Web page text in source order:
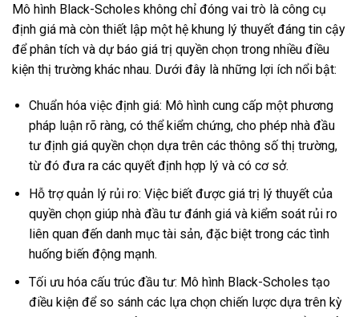
Mô hình Black-Scholes không chỉ đóng vai trò là công cụ
định giá mà còn thiết lập một hệ khung lý thuyết đáng tin cậy
để phân tích và dự báo giá trị quyền chọn trong nhiều điều
kiện thị trường khác nhau. Dưới đây là những lợi ích nổi bật:
Chuẩn hóa việc định giá: Mô hình cung cấp một phương
pháp luận rõ ràng, có thể kiểm chứng, cho phép nhà đầu
tư định giá quyền chọn dựa trên các thông số thị trường,
từ đó đưa ra các quyết định hợp lý và có cơ sở.
Hỗ trợ quản lý rủi ro: Việc biết được giá trị lý thuyết của
quyền chọn giúp nhà đầu tư đánh giá và kiểm soát rủi ro
liên quan đến danh mục tài sản, đặc biệt trong các tình
huống biến động mạnh.
Tối ưu hóa cấu trúc đầu tư: Mô hình Black-Scholes tạo
điều kiện để so sánh các lựa chọn chiến lược dựa trên kỳ